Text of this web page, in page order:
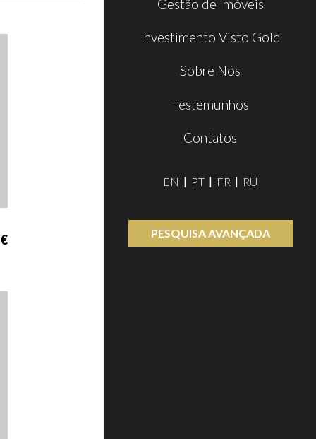
Gestão de Imóveis
Investimento Visto Gold
Sobre Nós
Testemunhos
Contatos
EN PT FR RU
PESQUISA AVANÇADA